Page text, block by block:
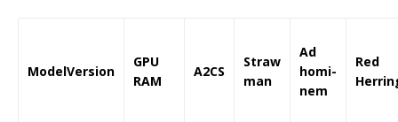
ModelVersion
GPU
RAM
A2CS
Straw
man
Ad
homi-
nem
Red